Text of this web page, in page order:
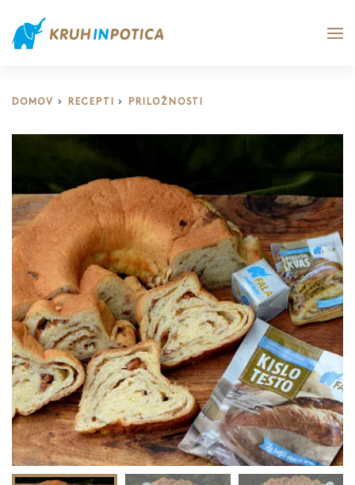
DOMOV RECEPTI PRILOŽNOSTI